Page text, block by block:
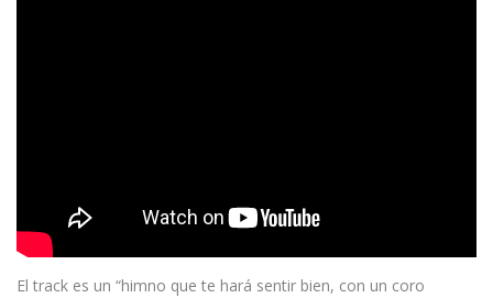
El track es un “himno que te hará sentir bien, con un coro